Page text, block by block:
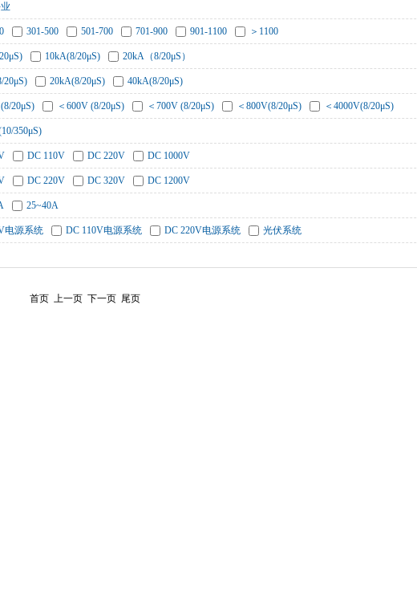
301-500 501-700 701-900 901-1100 ＞1100
10kA(8/20μS) 20kA（8/20μS）
20μS) 20kA(8/20μS) 40kA(8/20μS)
20μS) ＜600V (8/20μS) ＜700V (8/20μS) ＜800V(8/20μS) ＜4000V(8/20μS)
350μS)
DC 110V DC 220V DC 1000V
DC 220V DC 320V DC 1200V
25~40A
电源系统 DC 110V电源系统 DC 220V电源系统 光伏系统
首页 上一页 下一页 尾页